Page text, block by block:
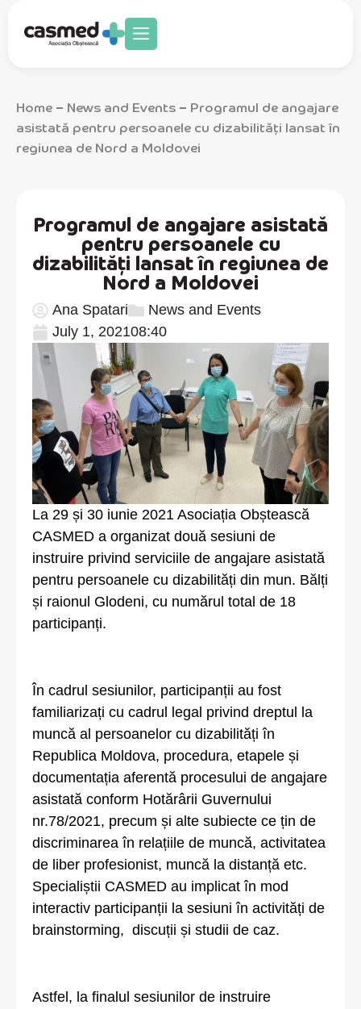
Home – News and Events – Programul de angajare
asistată pentru persoanele cu dizabilități lansat în
regiunea de Nord a Moldovei
Programul de angajare asistată
pentru persoanele cu
dizabilități lansat în regiunea de
Nord a Moldovei
Ana Spatari
News and Events
July 1, 202108:40
La 29 și 30 iunie 2021 Asociația Obștească
CASMED a organizat două sesiuni de
instruire privind serviciile de angajare asistată
pentru persoanele cu dizabilități din mun. Bălți
și raionul Glodeni, cu numărul total de 18
participanți.
În cadrul sesiunilor, participanții au fost
familiarizați cu cadrul legal privind dreptul la
muncă al persoanelor cu dizabilități în
Republica Moldova, procedura, etapele și
documentația aferentă procesului de angajare
asistată conform Hotărârii Guvernului
nr.78/2021, precum și alte subiecte ce țin de
discriminarea în relațiile de muncă, activitatea
de liber profesionist, muncă la distanță etc.
Specialiștii CASMED au implicat în mod
interactiv participanții la sesiuni în activități de
brainstorming, discuții și studii de caz.
Astfel, la finalul sesiunilor de instruire